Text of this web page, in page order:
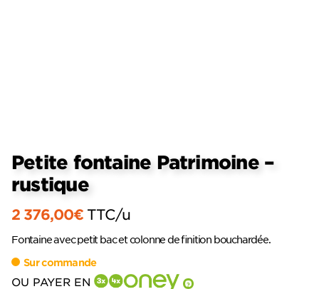
Petite fontaine Patrimoine –
rustique
2 376,00€ TTC/u
Fontaine avec petit bac et colonne de finition bouchardée.
Sur commande
OU PAYER EN ?